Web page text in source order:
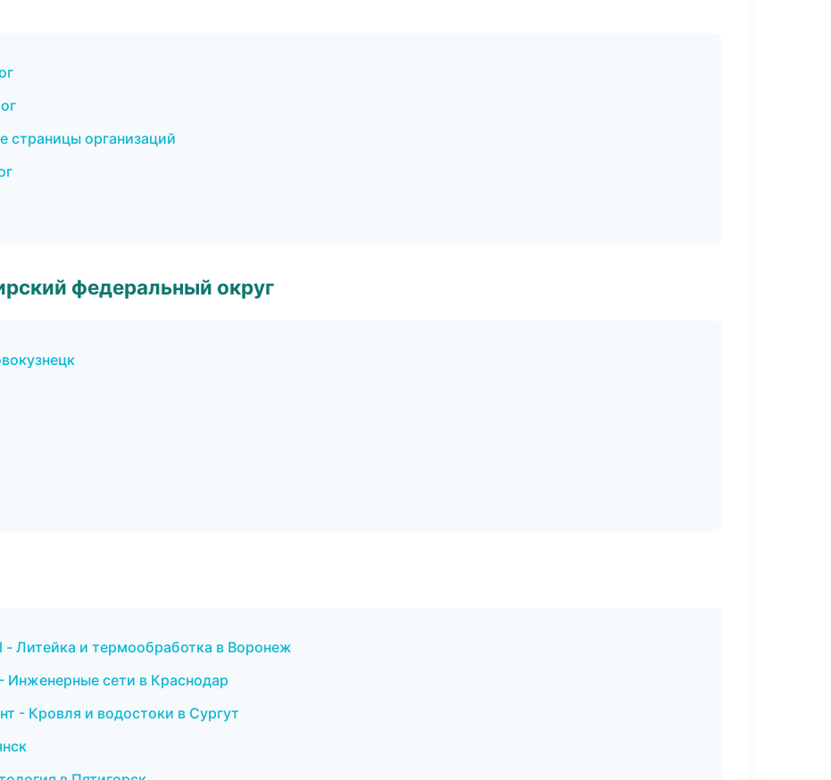
страницы организаций
федеральный округ
Литейка и термообработка в Воронеж
Инженерные сети в Краснодар
- Кровля и водостоки в Сургут